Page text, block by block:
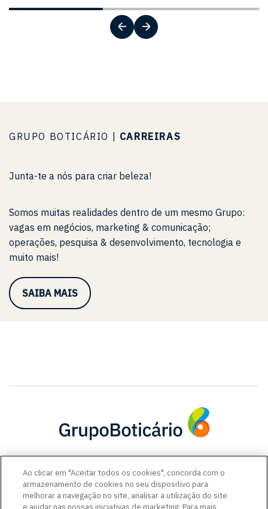
GRUPO BOTICÁRIO | CARREIRAS
Junta-te a nós para criar beleza!
Somos muitas realidades dentro de um mesmo Grupo:
vagas em negócios, marketing & comunicação;
operações, pesquisa & desenvolvimento, tecnologia e
muito mais!
SAIBA MAIS
Ao clicar em "Aceitar todos os cookies", concorda com o
armazenamento de cookies no seu dispositivo para
melhorar a navegação no site, analisar a utilização do site
e ajudar nas nossas iniciativas de marketing. Para mais